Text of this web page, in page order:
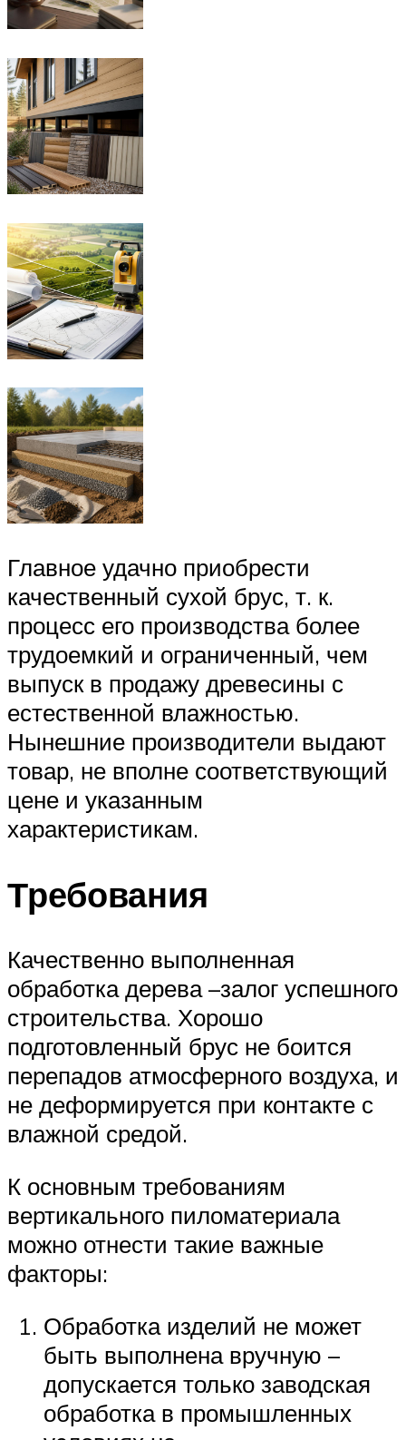
Главное удачно приобрести
качественный сухой брус, т. к.
процесс его производства более
трудоемкий и ограниченный, чем
выпуск в продажу древесины с
естественной влажностью.
Нынешние производители выдают
товар, не вполне соответствующий
цене и указанным
характеристикам.
Требования
Качественно выполненная
обработка дерева –залог успешного
строительства. Хорошо
подготовленный брус не боится
перепадов атмосферного воздуха, и
не деформируется при контакте с
влажной средой.
К основным требованиям
вертикального пиломатериала
можно отнести такие важные
факторы:
Обработка изделий не может
быть выполнена вручную –
допускается только заводская
обработка в промышленных